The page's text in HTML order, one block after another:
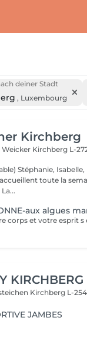
deiner Stadt
, Luxembourg
Kirchberg
Weicker Kirchberg L-
Stéphanie,
toute la
bonne humeur ! La...
aux algues
KIRCHBERG
Kirchberg L-
JAMBES